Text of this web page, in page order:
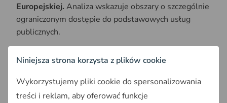
Europejskiej. Analiza wskazuje obszary o szczególnie
ograniczonym dostępie do podstawowych usług
publicznych.
Regiony o najgorszej dostępności do szpitali
Problemy dostępności dotyczą przede wszystkim:
Obszary o niskim zaludnieniu– regiony
Niniejsza strona korzysta z plików cookie
Wykorzystujemy pliki cookie do spersonalizowania
treści i reklam, aby oferować funkcje